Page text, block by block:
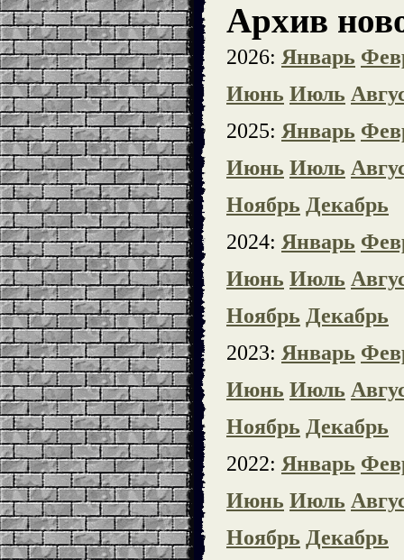
Архив
2026: Январь
Июнь Июль
2025: Январь
Июнь Июль
Ноябрь Декабрь
2024: Январь
Июнь Июль
Ноябрь Декабрь
2023: Январь
Июнь Июль
Ноябрь Декабрь
2022: Январь
Июнь Июль
Ноябрь Декабрь